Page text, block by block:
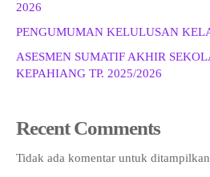
2026
PENGUMUMAN KELULUSAN
ASESMEN SUMATIF AKHIR
KEPAHIANG TP. 2025/2026
Recent Comments
Tidak ada komentar untuk